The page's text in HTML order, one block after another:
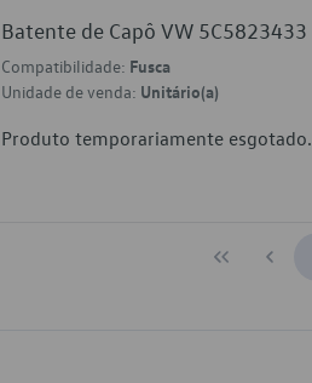
Batente de Capô VW 5C5823433
Compatibilidade: Fusca
Unidade de venda: Unitário(a)
Produto temporariamente esgotado.